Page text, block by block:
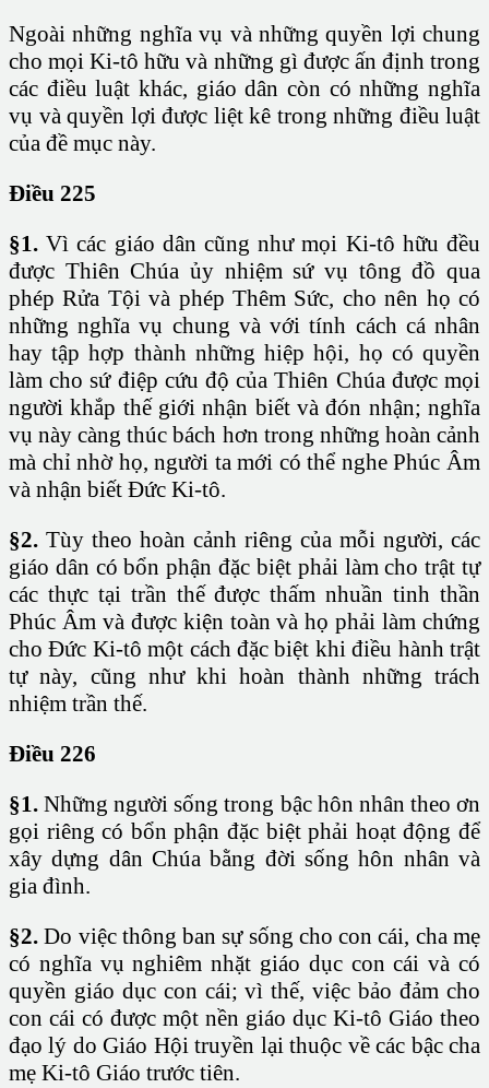
Ngoài những nghĩa vụ và những quyền lợi chung
cho mọi Ki-tô hữu và những gì được ấn định trong
các điều luật khác, giáo dân còn có những nghĩa
vụ và quyền lợi được liệt kê trong những điều luật
của đề mục này.
Điều 225
§1. Vì các giáo dân cũng như mọi Ki-tô hữu đều
được Thiên Chúa ủy nhiệm sứ vụ tông đồ qua
phép Rửa Tội và phép Thêm Sức, cho nên họ có
những nghĩa vụ chung và với tính cách cá nhân
hay tập hợp thành những hiệp hội, họ có quyền
làm cho sứ điệp cứu độ của Thiên Chúa được mọi
người khắp thế giới nhận biết và đón nhận; nghĩa
vụ này càng thúc bách hơn trong những hoàn cảnh
mà chỉ nhờ họ, người ta mới có thể nghe Phúc Âm
và nhận biết Đức Ki-tô.
§2. Tùy theo hoàn cảnh riêng của mỗi người, các
giáo dân có bổn phận đặc biệt phải làm cho trật tự
các thực tại trần thế được thấm nhuần tinh thần
Phúc Âm và được kiện toàn và họ phải làm chứng
cho Đức Ki-tô một cách đặc biệt khi điều hành trật
tự này, cũng như khi hoàn thành những trách
nhiệm trần thế.
Điều 226
§1. Những người sống trong bậc hôn nhân theo ơn
gọi riêng có bổn phận đặc biệt phải hoạt động để
xây dựng dân Chúa bằng đời sống hôn nhân và
gia đình.
§2. Do việc thông ban sự sống cho con cái, cha mẹ
có nghĩa vụ nghiêm nhặt giáo dục con cái và có
quyền giáo dục con cái; vì thế, việc bảo đảm cho
con cái có được một nền giáo dục Ki-tô Giáo theo
đạo lý do Giáo Hội truyền lại thuộc về các bậc cha
mẹ Ki-tô Giáo trước tiên.